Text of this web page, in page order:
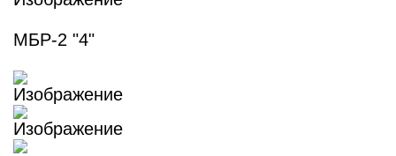
МБР-2 "4"